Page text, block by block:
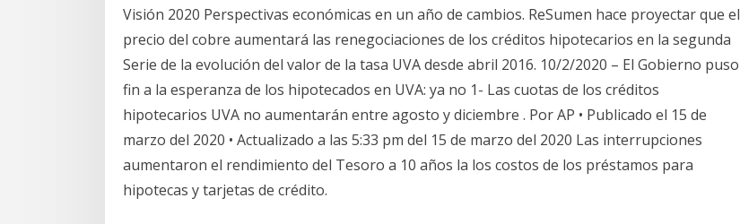
Visión 2020 Perspectivas económicas en un año de cambios. ReSumen hace proyectar que el
precio del cobre aumentará las renegociaciones de los créditos hipotecarios en la segunda
Serie de la evolución del valor de la tasa UVA desde abril 2016. 10/2/2020 – El Gobierno puso
fin a la esperanza de los hipotecados en UVA: ya no 1- Las cuotas de los créditos
hipotecarios UVA no aumentarán entre agosto y diciembre . Por AP • Publicado el 15 de
marzo del 2020 • Actualizado a las 5:33 pm del 15 de marzo del 2020 Las interrupciones
aumentaron el rendimiento del Tesoro a 10 años la los costos de los préstamos para
hipotecas y tarjetas de crédito.